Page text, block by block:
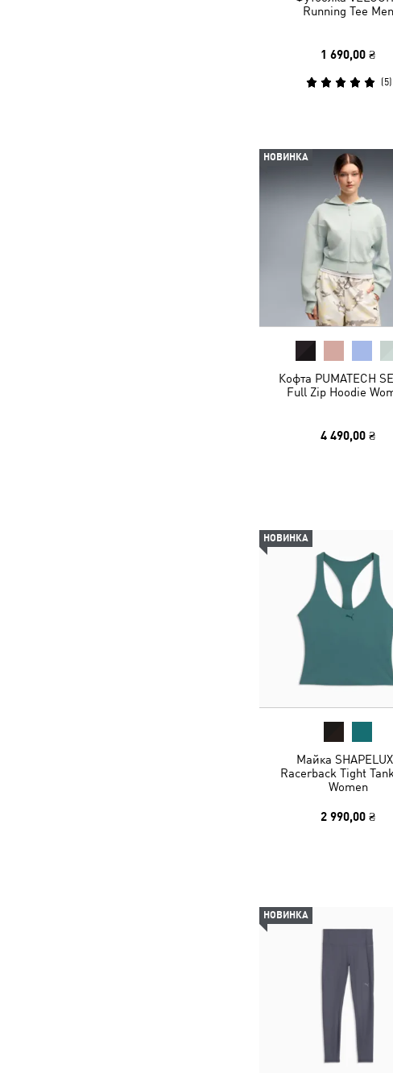
Running Tee Men
1 690,00 ₴
(5)
НОВИНКА
Кофта PUMATECH
Full Zip Hoodie
4 490,00 ₴
НОВИНКА
Майка
Racerback Tight
Women
2 990,00 ₴
НОВИНКА